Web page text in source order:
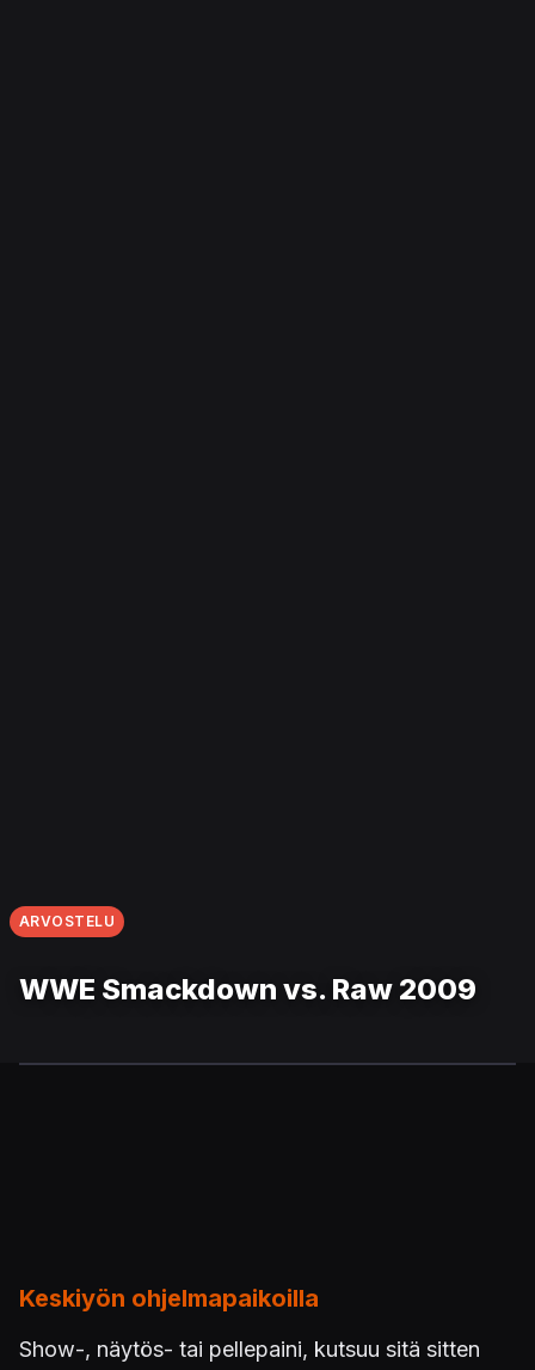
ARVOSTELU
WWE Smackdown vs. Raw 2009
Keskiyön ohjelmapaikoilla
Show-, näytös- tai pellepaini, kutsuu sitä sitten